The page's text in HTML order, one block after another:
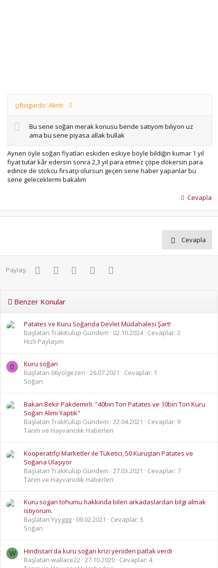
çiftcigardo' Alıntı:
Bu sene soğan merak konusu bende satıyom bılıyon uz
ama bu sene piyasa allak bullak
Aynen öyle soğan fiyatları eskiden eskiye böyle bildiğin kumar 1 yıl
fiyat tutar kâr edersin sonra 2,3 yıl para etmez çöpe dökersin para
edince de stokcu fırsatçı olursun geçen sene haber yapanlar bu
sene geleceklermi bakalım
Cevapla
Cevapla
Paylaş: FacebookTwitter PinterestWhatsApp
Benzer Konular
Patates ve Kuru Soğanda Devlet Müdahalesi Şart!
Başlatan TrakKulüp Gündem
02.10.2024 Cevaplar: 2
Hızlı Paylaşım
0
Kuru soğan
Başlatan 06yolgezen 26.07.2021
Cevaplar: 1
Soğan
Bakan Bekir Pakdemirli: "40bin Ton Patates ve 10bin Ton Kuru
Soğan Alımı Yaptık"
Başlatan TrakKulüp Gündem 22.04.2021
Cevaplar: 9
Tarım ve Hayvancılık Haberleri
Kooperatifçi Marketler ile Tüketici, 50 Kuruştan Patates ve
Soğana Ulaşıyor
Başlatan TrakKulüp Gündem 27.03.2021
Cevaplar: 7
Tarım ve Hayvancılık Haberleri
Kuru sogan tohumu hakkinda bilen arkadaslardan bilgi almak
istiyorum.
Başlatan Yyyggg 09.02.2021
Cevaplar: 5
Soğan
W
Hindistan'da kuru soğan krizi yeniden patlak verdi
Başlatan wallace22 27.10.2020 Cevaplar: 4